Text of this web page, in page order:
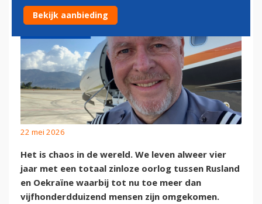
22 mei 2026
Het is chaos in de wereld. We leven alweer vier
jaar met een totaal zinloze oorlog tussen Rusland
en Oekraïne waarbij tot nu toe meer dan
vijfhonderdduizend mensen zijn omgekomen.
Bekijk aanbieding